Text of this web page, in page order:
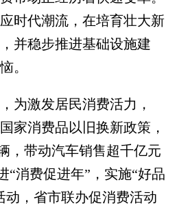
时代潮流，在培育壮大新
并稳步推进基础设施建
。
激发居民消费活力，
家消费品以旧换新政策，
，带动汽车销售超千亿元
“消费促进年”，实施“好品
动，省市联办促消费活动